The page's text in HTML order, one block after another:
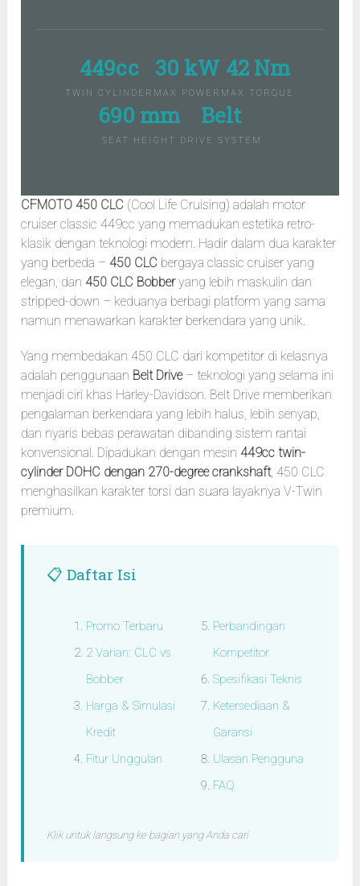
449cc
TWIN CYLINDER
30 kW
MAX POWER
42 Nm
MAX TORQUE
690 mm
SEAT HEIGHT
Belt
DRIVE SYSTEM
CFMOTO 450 CLC (Cool Life Cruising) adalah motor
cruiser classic 449cc yang memadukan estetika retro-
klasik dengan teknologi modern. Hadir dalam dua karakter
yang berbeda –450 CLC bergaya classic cruiser yang
elegan, dan450 CLC Bobberyang lebih maskulin dan
stripped-down – keduanya berbagi platform yang sama
namun menawarkan karakter berkendara yang unik.
Yang membedakan 450 CLC dari kompetitor di kelasnya
adalah penggunaan Belt Drive– teknologi yang selama ini
menjadi ciri khas Harley-Davidson. Belt Drive memberikan
pengalaman berkendara yang lebih halus, lebih senyap,
dan nyaris bebas perawatan dibanding sistem rantai
konvensional. Dipadukan dengan mesin449cc twin-
cylinder DOHC dengan 270-degree crankshaft, 450 CLC
menghasilkan karakter torsi dan suara layaknya V-Twin
premium.
📋 Daftar Isi
Promo Terbaru
2 Varian: CLC vs
Bobber
Harga & Simulasi
Kredit
Fitur Unggulan
Perbandingan
Kompetitor
Spesifikasi Teknis
Ketersediaan &
Garansi
Ulasan Pengguna
FAQ
Klik untuk langsung ke bagian yang Anda cari